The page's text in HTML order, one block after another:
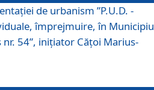
de urbanism ”P.U.D. -
împrejmuire, în
nr. 54”, inițiator Cățoi Marius-